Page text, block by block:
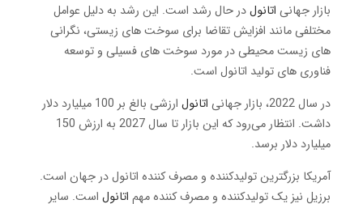
بازار جهانی اتانولدر حال رشد است. این رشد به دلیل عوامل
مختلفی مانند افزایش تقاضا برای سوخت های زیستی، نگرانی
های زیست محیطی در مورد سوخت های فسیلی و توسعه
فناوری های تولید اتانول است.
در سال 2022، بازار جهانی
اتانول
ارزشی بالغ بر 100 میلیارد دلار
داشت. انتظار می‌رود که این بازار تا سال 2027 به ارزش 150
میلیارد دلار برسد.
آمریکا بزرگترین تولیدکننده و مصرف کننده اتانول در جهان است.
برزیل نیز یک تولیدکننده و مصرف کننده مهم اتانول است. سایر